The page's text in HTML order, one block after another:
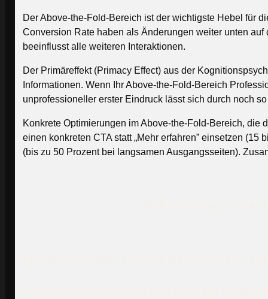
Der Above-the-Fold-Bereich ist der wichtigste Hebel für
Conversion Rate haben als Änderungen weiter unten
beeinflusst alle weiteren Interaktionen.
Der Primäreffekt (Primacy Effect) aus der
Informationen. Wenn Ihr Above-the-Fold-Bereich
unprofessioneller erster Eindruck lässt sich durch noch
Konkrete Optimierungen im Above-the-Fold-Bereich,
einen konkreten CTA statt „Mehr erfahren” einsetzen
(bis zu 50 Prozent bei langsamen Ausgangsseiten).